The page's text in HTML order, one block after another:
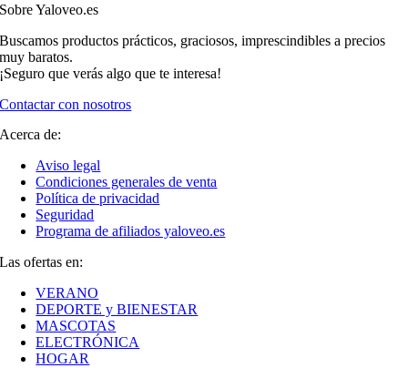
Sobre Yaloveo.es
Buscamos productos prácticos, graciosos, imprescindibles a precios
muy baratos.
¡Seguro que verás algo que te interesa!
Contactar con nosotros
Acerca de:
Aviso legal
Condiciones generales de venta
Política de privacidad
Seguridad
Programa de afiliados yaloveo.es
Las ofertas en:
VERANO
DEPORTE y BIENESTAR
MASCOTAS
ELECTRÓNICA
HOGAR